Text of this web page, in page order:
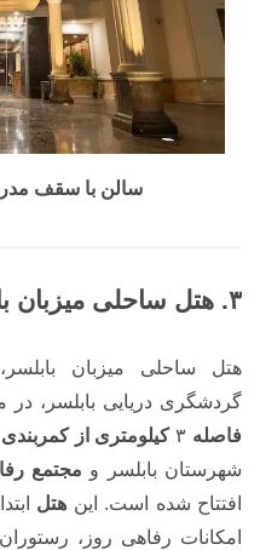
سالن با سقف
۳. هتل ساحلی میزبان بابلسر
هتل ساحلی میزبان
گردشگری دریایی بابلسر، در
فاصله
کیلومتری از کمربندی
شهرستان بابلسر و مجتمع
افتتاح شده است. این هتل
امکانات رفاهی روز،